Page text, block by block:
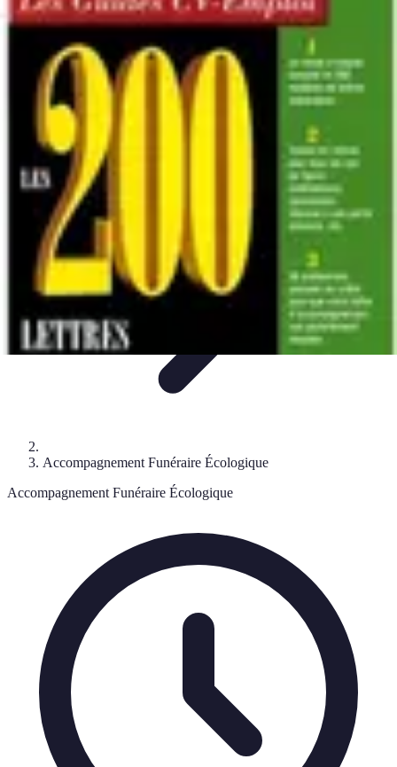
Accompagnement Funéraire
Accompagnement FunéraireChoix de l'accompagnementChoix et
Conseils PratiquesÉvaluation des Services
Accompagnement Funéraire
Accompagnement Funéraire Écologique
Accompagnement Funéraire Écologique